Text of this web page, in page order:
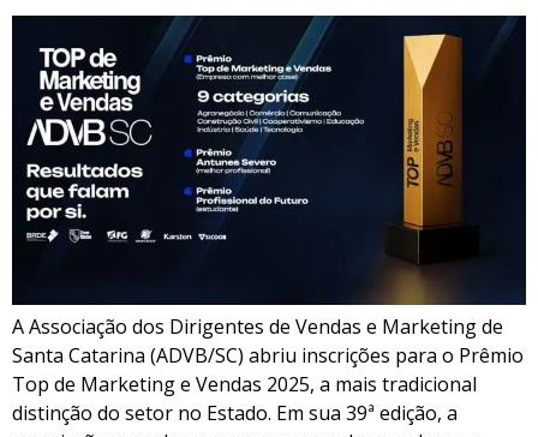
A Associação dos Dirigentes de Vendas e Marketing de
Santa Catarina (ADVB/SC) abriu inscrições para o Prêmio
Top de Marketing e Vendas 2025, a mais tradicional
distinção do setor no Estado. Em sua 39ª edição, a